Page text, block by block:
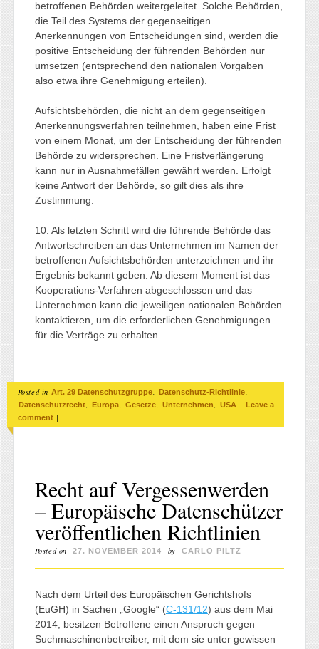
betroffenen Behörden weitergeleitet. Solche Behörden,
die Teil des Systems der gegenseitigen
Anerkennungen von Entscheidungen sind, werden die
positive Entscheidung der führenden Behörden nur
umsetzen (entsprechend den nationalen Vorgaben
also etwa ihre Genehmigung erteilen).
Aufsichtsbehörden, die nicht an dem gegenseitigen
Anerkennungsverfahren teilnehmen, haben eine Frist
von einem Monat, um der Entscheidung der führenden
Behörde zu widersprechen. Eine Fristverlängerung
kann nur in Ausnahmefällen gewährt werden. Erfolgt
keine Antwort der Behörde, so gilt dies als ihre
Zustimmung.
10. Als letzten Schritt wird die führende Behörde das
Antwortschreiben an das Unternehmen im Namen der
betroffenen Aufsichtsbehörden unterzeichnen und ihr
Ergebnis bekannt geben. Ab diesem Moment ist das
Kooperations-Verfahren abgeschlossen und das
Unternehmen kann die jeweiligen nationalen Behörden
kontaktieren, um die erforderlichen Genehmigungen
für die Verträge zu erhalten.
Posted in Art. 29 Datenschutzgruppe Datenschutz-Richtlinie
Datenschutzrecht Europa Gesetze Unternehmen USA | Leave a
comment |
Recht auf Vergessenwerden
– Europäische Datenschützer
veröffentlichen Richtlinien
Posted on 27. NOVEMBER 2014 by CARLO PILTZ
Nach dem Urteil des Europäischen Gerichtshofs
(EuGH) in Sachen „Google“ (C-131/12) aus dem Mai
2014, besitzen Betroffene einen Anspruch gegen
Suchmaschinenbetreiber, mit dem sie unter gewissen